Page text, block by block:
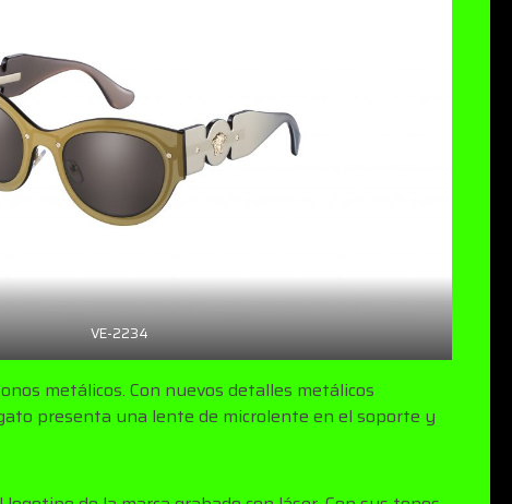
VE-2234
metálicos. Con nuevos detalles metálicos
presenta una lente de microlente en el soporte y